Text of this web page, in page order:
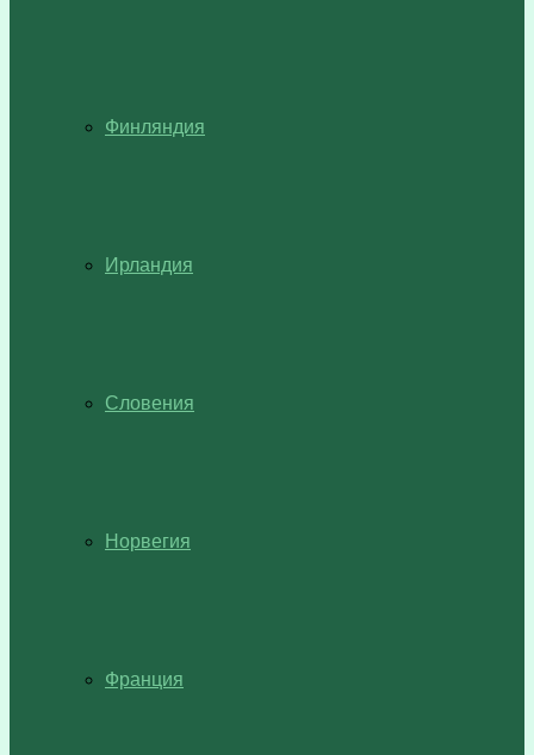
Финляндия
Ирландия
Словения
Норвегия
Франция